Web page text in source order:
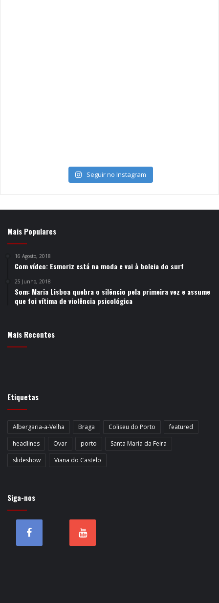
Seguir no Instagram
Mais Populares
16 Agosto, 2018
Com vídeo: Esmoriz está na moda e vai à boleia do surf
25 Junho, 2018
Som: Maria Lisboa quebra o silêncio pela primeira vez e assume
que foi vítima de violência psicológica
Mais Recentes
Etiquetas
Albergaria-a-Velha Braga Coliseu do Porto
featured
headlines
Ovar porto
Santa Maria da Feira
slideshow
Viana do Castelo
Siga-nos